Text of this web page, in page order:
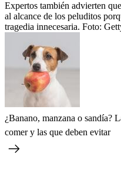
Expertos también advierten
al alcance de los peluditos
tragedia innecesaria. Foto:
¿Banano, manzana o sandía?
comer y las que deben evitar